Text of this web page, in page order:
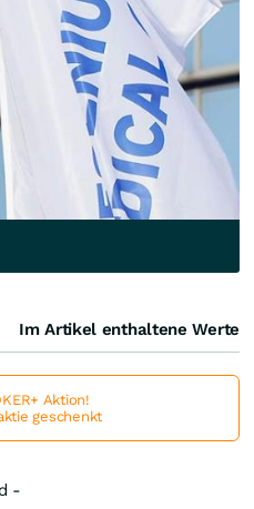
-
Im Artikel enthaltene Werte
Aktion!
geschenkt